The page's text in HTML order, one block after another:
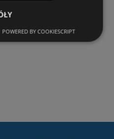
POWERED BY COOKIESCRIPT